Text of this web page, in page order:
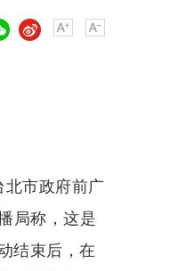
北市政府前广
局称，这是
结束后，在